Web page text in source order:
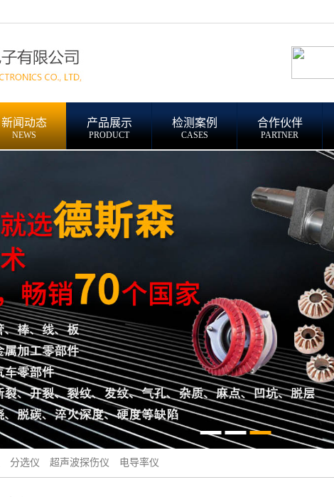
新闻动态
NEWS
产品展示
PRODUCT
检测案例
CASES
合作伙伴
PARTNER
分选仪 超声波探伤仪 电导率仪